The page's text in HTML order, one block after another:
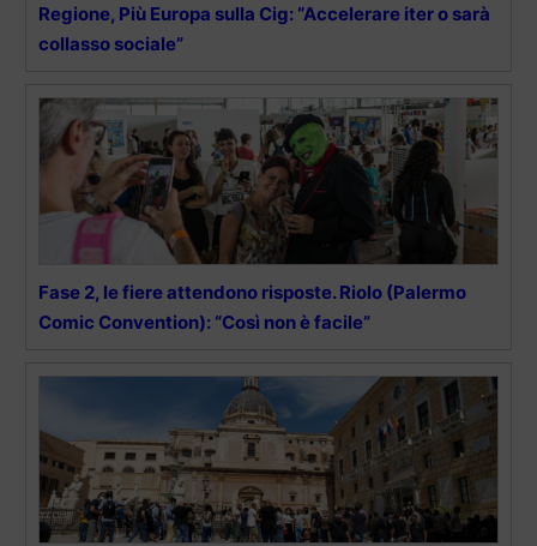
Regione, Più Europa sulla Cig: “Accelerare iter o sarà
collasso sociale”
Fase 2, le fiere attendono risposte. Riolo (Palermo
Comic Convention): “Così non è facile”